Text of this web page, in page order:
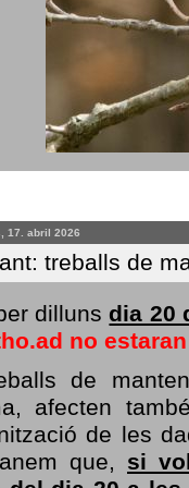
17. abril 2026
treballs de
dilluns dia 20
no
de
afecten
de les
que, si